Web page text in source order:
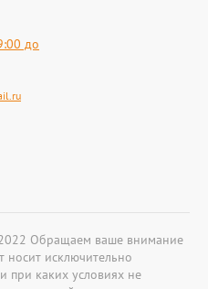
до
Обращаем ваше внимание
носит исключительно
при каких условиях не